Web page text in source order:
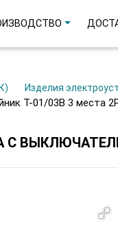
Изделия
Т-01/03В 3 места
С